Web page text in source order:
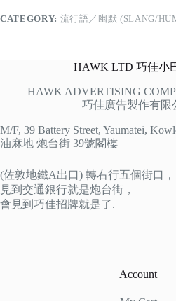
CATEGORY: 流行語／幽默 (SLANG/
HAWK LTD 巧佳小
HAWK ADVERTISING
巧佳廣告製作有限
M/F, 39 Battery Street, Yaumatei,
油麻地 炮台街 39號閣樓
(佐敦地鐵A出口) 轉右行五個街口，
見到交通銀行就是炮台街，
會見到巧佳招牌就是了.
Account